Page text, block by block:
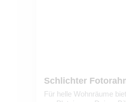
Schlichter
Für helle Wohnräume